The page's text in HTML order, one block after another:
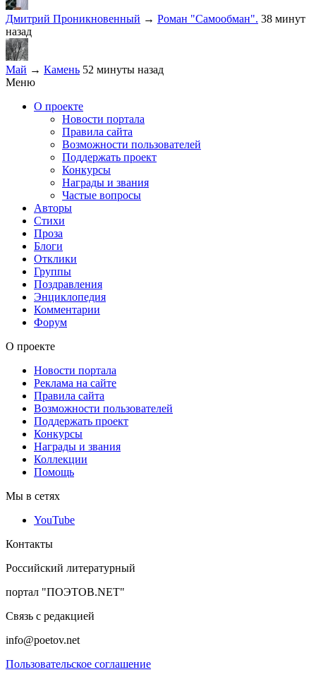
Дмитрий Проникновенный → Роман "Самообман". 38 минут
назад
Май → Камень 52 минуты назад
Меню
О проекте
Новости портала
Правила сайта
Возможности пользователей
Поддержать проект
Конкурсы
Награды и звания
Частые вопросы
Авторы
Стихи
Проза
Блоги
Отклики
Группы
Поздравления
Энциклопедия
Комментарии
Форум
О проекте
Новости портала
Реклама на сайте
Правила сайта
Возможности пользователей
Поддержать проект
Конкурсы
Награды и звания
Коллекции
Помощь
Мы в сетях
YouTube
Контакты
Российский литературный
портал "ПОЭТОВ.NET"
Связь с редакцией
info@poetov.net
Пользовательское соглашение